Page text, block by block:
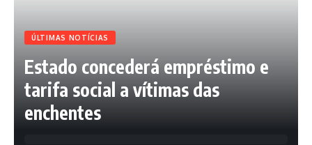
ÚLTIMAS NOTÍCIAS
Estado concederá empréstimo e
tarifa social a vítimas das
enchentes